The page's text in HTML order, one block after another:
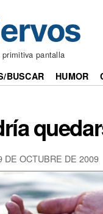
pantalla
BUSCAR HUMOR
DE OCTUBRE DE 2009